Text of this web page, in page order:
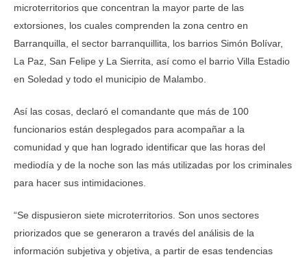
microterritorios que concentran la mayor parte de las
extorsiones, los cuales comprenden la zona centro en
Barranquilla, el sector barranquillita, los barrios Simón Bolívar,
La Paz, San Felipe y La Sierrita, así como el barrio Villa Estadio
en Soledad y todo el municipio de Malambo.
Así las cosas, declaró el comandante que más de 100
funcionarios están desplegados para acompañar a la
comunidad y que han logrado identificar que las horas del
mediodía y de la noche son las más utilizadas por los criminales
para hacer sus intimidaciones.
“Se dispusieron siete microterritorios. Son unos sectores
priorizados que se generaron a través del análisis de la
información subjetiva y objetiva, a partir de esas tendencias